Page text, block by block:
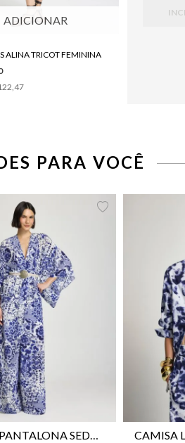
ADICIONAR
ALINA TRICOT FEMININA
PARA VOCÊ
36 38 40
CALÇA PANTALONA SEDA LE LIS AKARI FEMININA
36